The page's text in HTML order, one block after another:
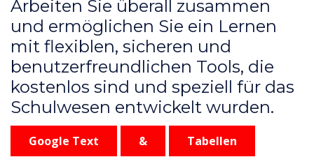
Arbeiten Sie überall zusammen
und ermöglichen Sie ein Lernen
mit flexiblen, sicheren und
benutzerfreundlichen Tools, die
kostenlos sind und speziell für das
Schulwesen entwickelt wurden.
Google Text & Tabellen